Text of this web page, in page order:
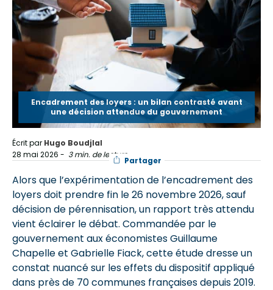
Encadrement des loyers : un bilan contrasté avant
une décision attendue du gouvernement
Écrit par Hugo Boudjlal
28 mai 2026 - 3 min. de lecture
Partager
Alors que l’expérimentation de l’encadrement des
loyers doit prendre fin le 26 novembre 2026, sauf
décision de pérennisation, un rapport très attendu
vient éclairer le débat. Commandée par le
gouvernement aux économistes Guillaume
Chapelle et Gabrielle Fiack, cette étude dresse un
constat nuancé sur les effets du dispositif appliqué
dans près de 70 communes françaises depuis 2019.